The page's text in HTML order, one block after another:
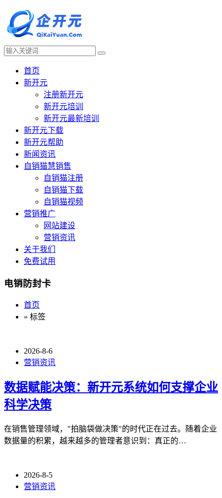
首页
新开元
注册新开元
新开元培训
新开元最新培训
新开元下载
新开元帮助
新闻资讯
自销猫慧销售
自销猫注册
自销猫下载
自销猫视频
营销推广
网站建设
营销资讯
关于我们
免费试用
电销防封卡
首页
» 标签
2026-8-6
营销资讯
数据赋能决策：新开元系统如何支撑企业
科学决策
在销售管理领域，"拍脑袋做决策"的时代正在过去。随着企业
数据量的积累，越来越多的管理者意识到：真正的…
2026-8-5
营销资讯